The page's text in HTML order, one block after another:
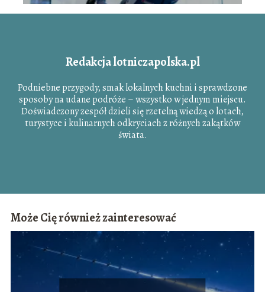
Redakcja lotniczapolska.pl
Podniebne przygody, smak lokalnych kuchni i sprawdzone
sposoby na udane podróże – wszystko w jednym miejscu.
Doświadczony zespół dzieli się rzetelną wiedzą o lotach,
turystyce i kulinarnych odkryciach z różnych zakątków
świata.
Może Cię również zainteresować